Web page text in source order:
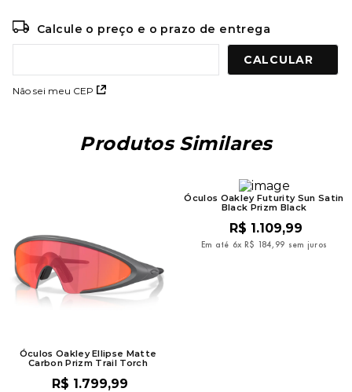
Calcule o preço e o prazo de entrega
Não sei meu CEP
Produtos Similares
Óculos Oakley Ellipse Matte
Carbon Prizm Trail Torch
R$ 1.799,99
Óculos Oakley Futurity Sun Satin
Black Prizm Black
R$ 1.109,99
Em até 6x R$ 184, 99 sem juros